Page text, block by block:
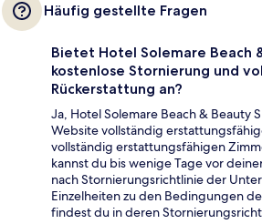
Häufig gestellte Fragen
Bietet Hotel Solemare Beach
kostenlose Stornierung und
Rückerstattung an?
Ja, Hotel Solemare Beach & Beauty
Website vollständig
vollständig erstattungsfähigen
kannst du bis wenige Tage vor
nach Stornierungsrichtlinie der
Einzelheiten zu den Bedingungen
findest du in deren